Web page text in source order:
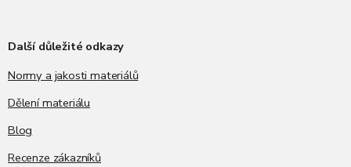
Další důležité odkazy
Normy a jakosti materiálů
Dělení materiálu
Blog
Recenze zákazníků